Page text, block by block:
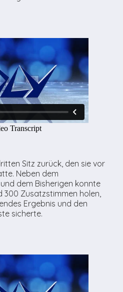
Sitz zurück, den sie vor
Neben dem
dem Bisherigen konnte
300 Zusatzstimmen holen,
Ergebnis und den
sicherte.